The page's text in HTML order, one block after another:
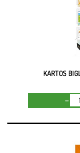
KARTOS